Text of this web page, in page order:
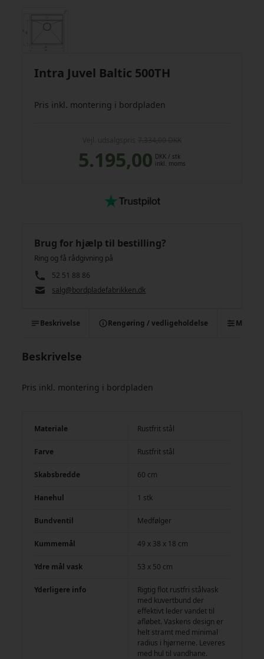
Intra Juvel Baltic 500TH
Pris inkl. montering i bordpladen
5.195,00 DKK / stk
inkl. moms
Brug for hjælp til bestilling?
Ring og få rådgivning på
52 51 88 86
salg@bordpladefabrikken.dk
Beskrivelse Rengøring / vedligeholdelse
Beskrivelse
Pris inkl. montering i bordpladen
Materiale Rustfrit stål
Farve Rustfrit stål
Skabsbredde 60 cm
Hanehul 1 stk
Bundventil Medfølger
Kummemål 49 x 38 x 18 cm
Ydre mål vask 53 x 50 cm
Yderligere info
Rigtig flot rustfri stålvask
med kuvertbund der
effektivt leder vandet til
afløbet. Vaskens design er
helt stramt med minimal
radius i hjørnerne. Leveres
med hul til vandhane.